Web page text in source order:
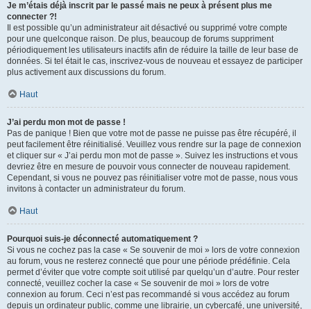
Je m’étais déjà inscrit par le passé mais ne peux à présent plus me
connecter ?!
Il est possible qu’un administrateur ait désactivé ou supprimé votre compte
pour une quelconque raison. De plus, beaucoup de forums suppriment
périodiquement les utilisateurs inactifs afin de réduire la taille de leur base de
données. Si tel était le cas, inscrivez-vous de nouveau et essayez de participer
plus activement aux discussions du forum.
Haut
J’ai perdu mon mot de passe !
Pas de panique ! Bien que votre mot de passe ne puisse pas être récupéré, il
peut facilement être réinitialisé. Veuillez vous rendre sur la page de connexion
et cliquer sur « J’ai perdu mon mot de passe ». Suivez les instructions et vous
devriez être en mesure de pouvoir vous connecter de nouveau rapidement.
Cependant, si vous ne pouvez pas réinitialiser votre mot de passe, nous vous
invitons à contacter un administrateur du forum.
Haut
Pourquoi suis-je déconnecté automatiquement ?
Si vous ne cochez pas la case « Se souvenir de moi » lors de votre connexion
au forum, vous ne resterez connecté que pour une période prédéfinie. Cela
permet d’éviter que votre compte soit utilisé par quelqu’un d’autre. Pour rester
connecté, veuillez cocher la case « Se souvenir de moi » lors de votre
connexion au forum. Ceci n’est pas recommandé si vous accédez au forum
depuis un ordinateur public, comme une librairie, un cybercafé, une université,